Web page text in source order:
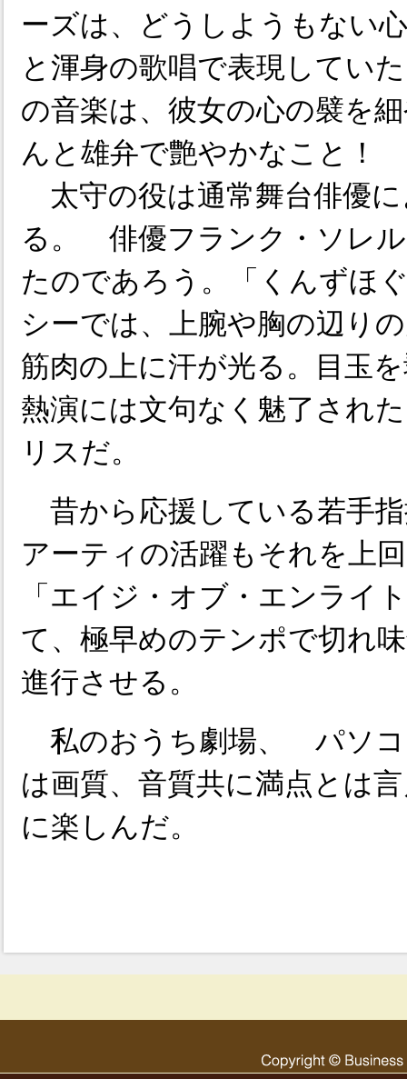
ーズは、どうしようもない
と渾身の歌唱で表現してい
の音楽は、彼女の心の襞を
んと雄弁で艶やかなこと！
太守の役は通常舞台俳優
る。 俳優フランク・ソレ
たのであろう。「くんずほ
シーでは、上腕や胸の辺り
筋肉の上に汗が光る。目玉
熱演には文句なく魅了され
リスだ。
昔から応援している若手
アーティの活躍もそれを上
「エイジ・オブ・エンライ
て、極早めのテンポで切れ
進行させる。
私のおうち劇場、 パソコ
は画質、音質共に満点とは
に楽しんだ。